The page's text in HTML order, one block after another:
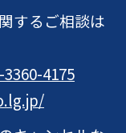
するご相談は
3360-4175